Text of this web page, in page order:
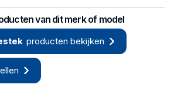
van dit merk of model
producten bekijken